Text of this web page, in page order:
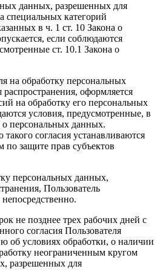
данных, разрешенных для
специальных категорий
в ч. 1 ст. 10 Закона о
если соблюдаются
ст. 10.1 Закона о
на обработку персональных
оформляется
на обработку его персональных
условия, предусмотренные, в
о персональных данных.
согласия устанавливаются
защите прав субъектов
персональных данных,
Пользователь
не позднее трех рабочих дней с
согласия Пользователя
об условиях обработки, о наличии
неограниченным кругом
разрешенных для